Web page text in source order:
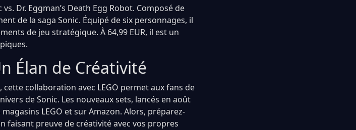
Dr. Eggman’s Death Egg Robot. Composé de
de la saga Sonic. Équipé de six personnages, il
de jeu stratégique. À 64,99 EUR, il est un
Élan de Créativité
cette collaboration avec LEGO permet aux fans de
de Sonic. Les nouveaux sets, lancés en août
LEGO et sur Amazon. Alors, préparez-
faisant preuve de créativité avec vos propres